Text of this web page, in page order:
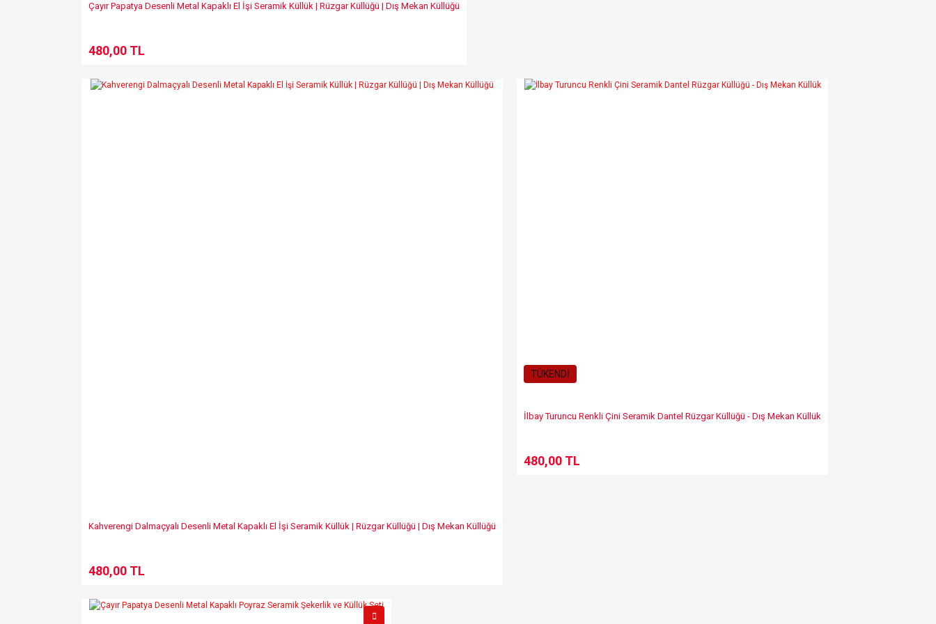
Çayır Papatya Desenli Metal Kapaklı El İşi Seramik Küllük | Rüzgar Küllüğü | Dış Mekan Küllüğü
480,00 TL
Kahverengi Dalmaçyalı Desenli Metal Kapaklı El İşi Seramik Küllük | Rüzgar Küllüğü | Dış Mekan Küllüğü
480,00 TL
TÜKENDİ
İlbay Turuncu Renkli Çini Seramik Dantel Rüzgar Küllüğü - Dış Mekan Küllük
480,00 TL